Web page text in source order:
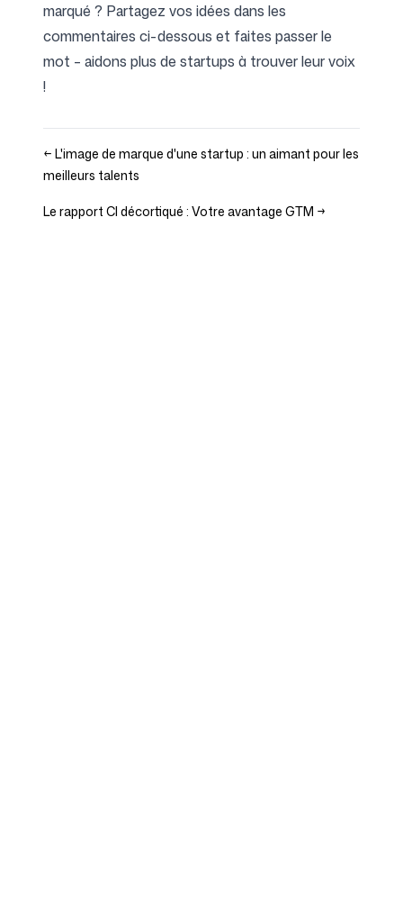
marqué ? Partagez vos idées dans les
commentaires ci-dessous et faites passer le
mot – aidons plus de startups à trouver leur voix
!
← L'image de marque d'une startup : un aimant pour les
meilleurs talents
Le rapport CI décortiqué : Votre avantage GTM →